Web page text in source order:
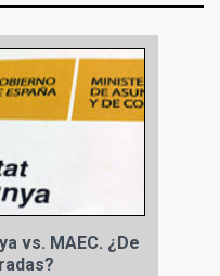
vs. MAEC. ¿De